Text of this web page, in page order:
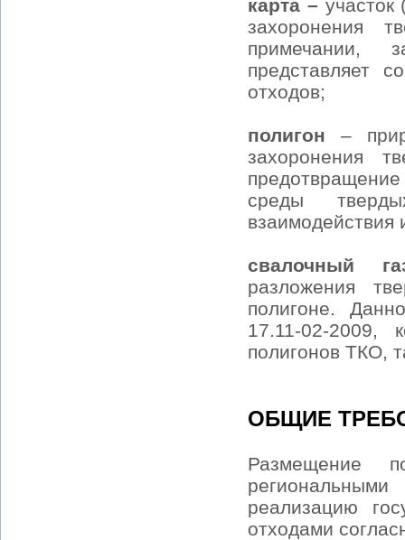
карта –
захоронения
примечании,
представляет
отходов;
полигон–
захоронения
среды
взаимодействия
свалочный
разложения
полигоне.
17.11-02-2009,
полигонов ТКО,
ОБЩИЕ
Размещение
реализацию
отходами